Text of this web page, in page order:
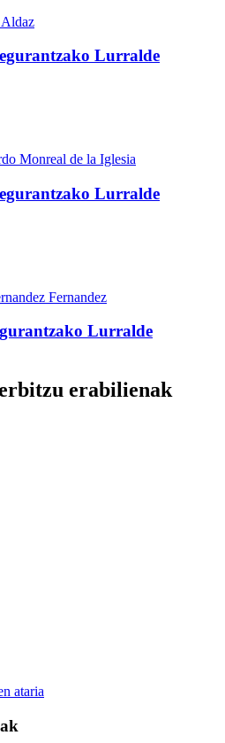
Lurralde
Monreal de la Iglesia
Lurralde
Fernandez
Lurralde
erabilienak
ataria